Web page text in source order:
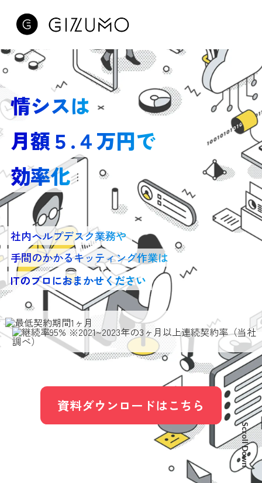
情シスは
月額５.４万円で
効率化
社内ヘルプデスク業務や
手間のかかるキッティング作業は
ITのプロにおまかせください
資料ダウンロードはこちら
Scroll Down